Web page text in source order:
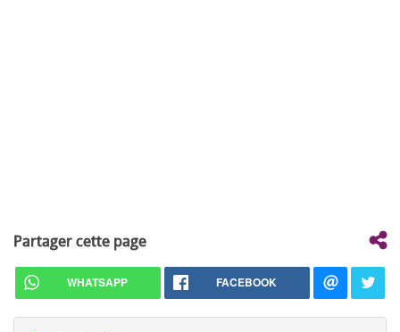
Partager cette page
WHATSAPP FACEBOOK